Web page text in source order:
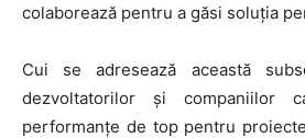
colaborează pentru a găsi soluția
Cui se adresează această
dezvoltatorilor și companiilor
performanțe de top pentru